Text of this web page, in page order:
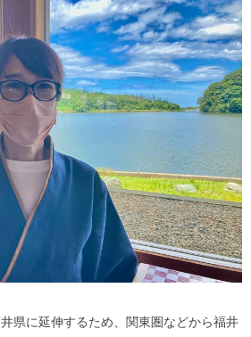
県に延伸するため、関東圏などから福井